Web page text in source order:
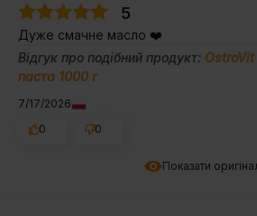
Показати
5
Дуже смачне масло ❤️
Відгук про подібний продукт: OstroVit
паста 1000 г
7/17/2026
0
0